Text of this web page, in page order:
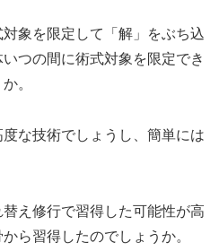
象を限定して「解」をぶち込
つの間に術式対象を限定でき
。
な技術でしょうし、簡単には
え修行で習得した可能性が高
ら習得したのでしょうか。